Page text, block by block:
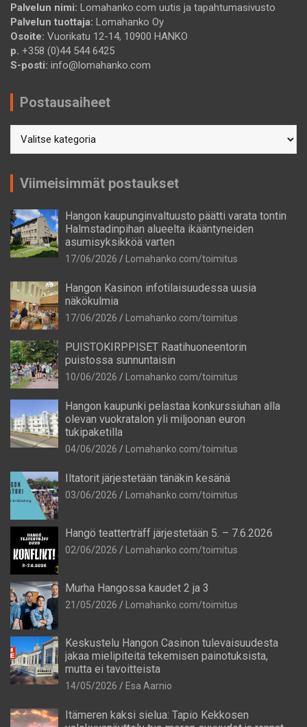
Palvelun nimi: Lomahanko.com uutis ja tapahtumasivusto
Palvelun tuottaja: Lomahanko Oy
Osoite: Vuorikatu 12-14, 10900 HANKO
p. +358 (0)44 544 6425
S-posti: info@lomahanko.com
Postausaiheet
Viimeisimmät postaukset
Hangon kaupunginvaltuusto päätti varata tontin
Halmstadinpihan alueelta ikääntyneiden
asumisyksikköä varten
17/06/2026 Lomahanko.com/toimitus
Hangon Kasinon infotilaisuudessa uusia
näkökulmia
17/06/2026 Lomahanko.com/toimitus
PUISTOKIRPPISET Raatihuoneentorin
puistossa sunnuntaisin
10/06/2026 Lomahanko.com/toimitus
Hangon kaupunki pelastaa konkurssiuhan alla
olevan vuokratalon yli miljoonan euron
tukipaketilla
04/06/2026 Lomahanko.com/toimitus
Iltatorit järjestetään tänäkin kesänä
03/06/2026 Lomahanko.com/toimitus
Hangö teatterträff järjestetään 5. – 7.6.2026
02/06/2026 Lomahanko.com/toimitus
Murha Hangossa kaudet 2 ja 3
21/05/2026 Lomahanko.com/toimitus
Keskustelu Hangon Casinon tulevaisuudesta
jakaa mielipiteitä tekemisen painotuksista,
mutta ei tavoitteista
14/05/2026 Esa Aarnio
Itämeren kaksi sielua: Tapio Kekkosen